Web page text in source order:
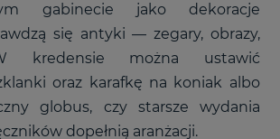
gabinecie jako dekoracje
się antyki— zegary, obrazy,
kredensie można ustawić
oraz karafkę na koniak albo
globus, czy starsze wydania
dopełnią aranżacji.